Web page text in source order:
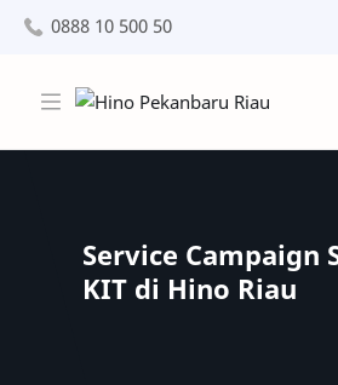
0888 10 500 50
Service Campaign
KIT di Hino Riau